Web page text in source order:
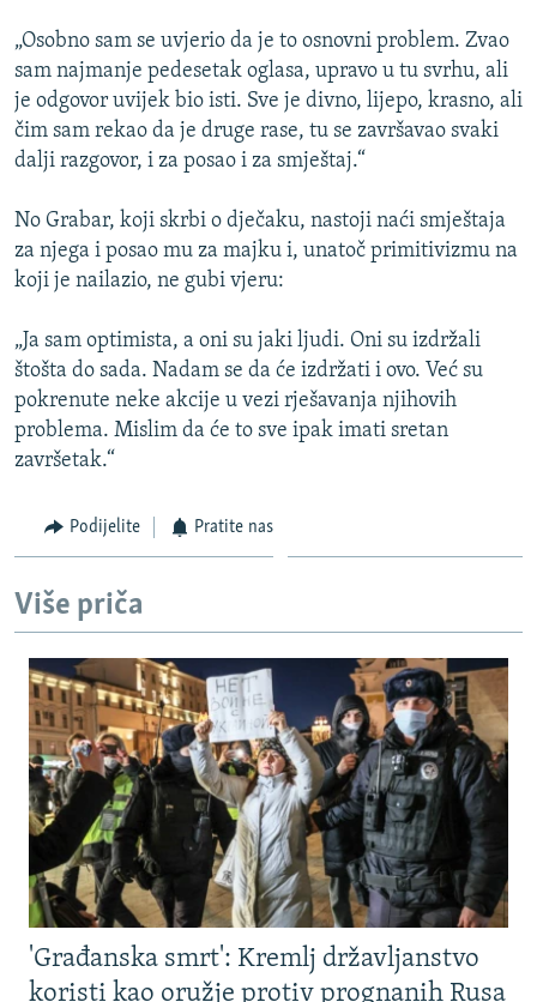
„Osobno sam se uvjerio da je to osnovni problem. Zvao
sam najmanje pedesetak oglasa, upravo u tu svrhu, ali
je odgovor uvijek bio isti. Sve je divno, lijepo, krasno, ali
čim sam rekao da je druge rase, tu se završavao svaki
dalji razgovor, i za posao i za smještaj.“
No Grabar, koji skrbi o dječaku, nastoji naći smještaja
za njega i posao mu za majku i, unatoč primitivizmu na
koji je nailazio, ne gubi vjeru:
„Ja sam optimista, a oni su jaki ljudi. Oni su izdržali
štošta do sada. Nadam se da će izdržati i ovo. Već su
pokrenute neke akcije u vezi rješavanja njihovih
problema. Mislim da će to sve ipak imati sretan
završetak.“
Podijelite Pratite nas
Više priča
'Građanska smrt': Kremlj državljanstvo
koristi kao oružje protiv prognanih Rusa